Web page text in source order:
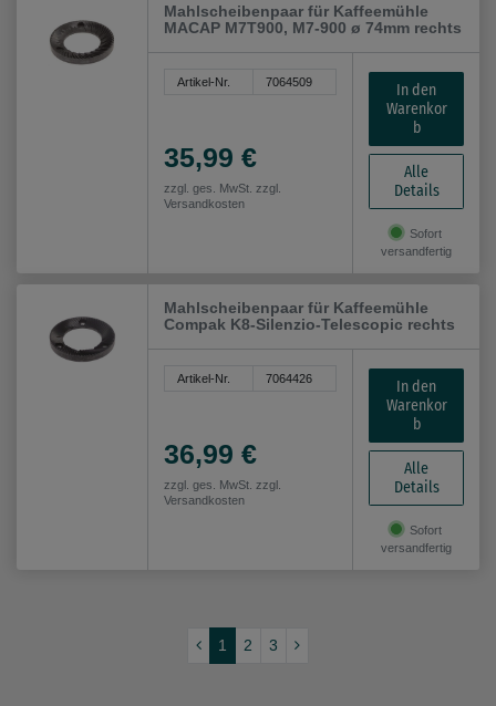
Mahlscheibenpaar für Kaffeemühle
MACAP M7T900, M7-900 ø 74mm rechts
Artikel-Nr. 7064509
35,99 €
zzgl. ges. MwSt. zzgl.
Versandkosten
In den
Warenkor
b
Alle
Details
Sofort
versandfertig
Mahlscheibenpaar für Kaffeemühle
Compak K8-Silenzio-Telescopic rechts
Artikel-Nr. 7064426
36,99 €
zzgl. ges. MwSt. zzgl.
Versandkosten
In den
Warenkor
b
Alle
Details
Sofort
versandfertig
1 2 3